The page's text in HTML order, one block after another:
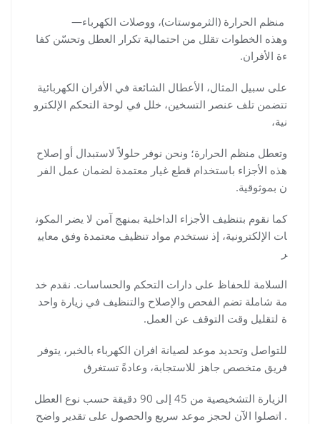
منظم الحرارة (الثرموستات)، ووصلات الكهرباء—
وهذه الخطوات تقلل من احتمالية تكرار العطل وتحسّن كفا
ءة الأفران.
على سبيل المثال، الأعطال الشائعة في الأفران الكهربائية
تتضمن تلف عنصر التسخين، خلل في لوحة التحكم الإلكترو
نية،
وتعطل منظم الحرارة؛ ونحن نوفر حلولاً لاستبدال أو إصلاح
هذه الأجزاء باستخدام قطع غيار معتمدة لضمان عمل الفر
ن بموثوقية.
كما نقوم بتنظيف الأجزاء الداخلية بمنهج آمن لا يضر المكون
ات الإلكترونية، إذ نستخدم مواد تنظيف معتمدة وفق معايي
ر
السلامة للحفاظ على دارات التحكم والحساسات. نقدم خد
مة شاملة تضم الفحص والإصلاح والتنظيف في زيارة واحد
ة لتقليل وقت التوقف عن العمل.
للتواصل وتحديد موعد لصيانة افران الكهرباء بالخبر، يتوفر
فريق متخصص جاهز للاستجابة، وعادةً تستغرق
الزيارة التشخيصية من 45 إلى 90 دقيقة حسب نوع العطل
. اتصلوا الآن لحجز موعد سريع والحصول على تقدير واضح